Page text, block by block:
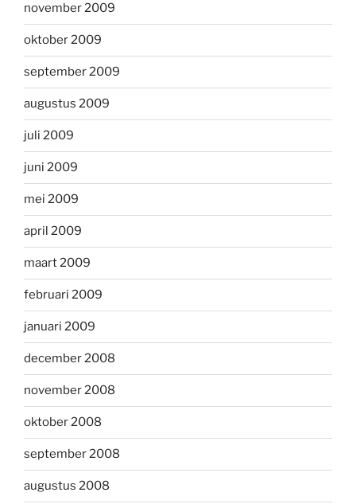
november 2009
oktober 2009
september 2009
augustus 2009
juli 2009
juni 2009
mei 2009
april 2009
maart 2009
februari 2009
januari 2009
december 2008
november 2008
oktober 2008
september 2008
augustus 2008